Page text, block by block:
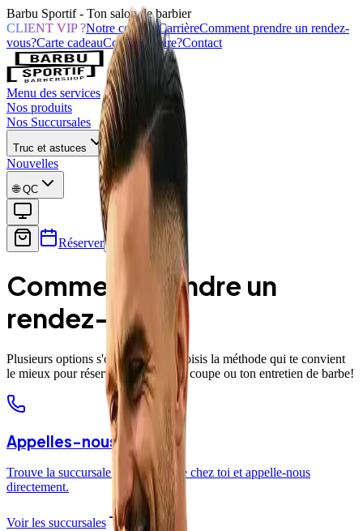
Barbu Sportif - Ton salon de barbier
CLIENT VIP ?Notre conceptCarrièreComment prendre un rendez-
vous?Carte cadeauCopropriétaire?Contact
Menu des services
Nos produits
Nos Succursales
Truc et astuces
Nouvelles
🌐QC
Réserver
Comment prendre un
rendez-vous?
Plusieurs options s'offrent à toi. Choisis la méthode qui te convient
le mieux pour réserver ta prochaine coupe ou ton entretien de barbe!
Appelles-nous
Trouve la succursale la plus près de chez toi et appelle-nous
directement.
Voir les succursales